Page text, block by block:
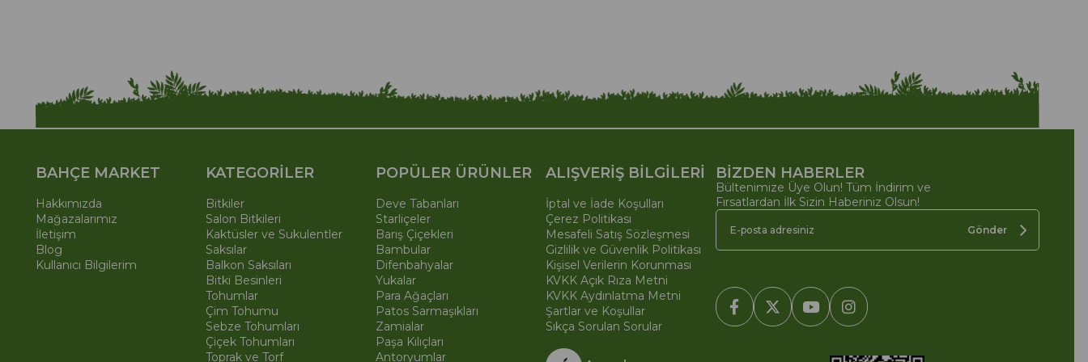
BAHÇE MARKET
Hakkımızda
Mağazalarımız
İletişim
Blog
Kullanıcı Bilgilerim
KATEGORİLER
Bitkiler
Salon Bitkileri
Kaktüsler ve Sukulentler
Saksılar
Balkon Saksıları
Bitki Besinleri
Tohumlar
Çim Tohumu
Sebze Tohumları
Çiçek Tohumları
Toprak ve Torf
POPÜLER ÜRÜNLER
Deve Tabanları
Starliçeler
Barış Çiçekleri
Bambular
Difenbahyalar
Yukalar
Para Ağaçları
Patos Sarmaşıkları
Zamialar
Paşa Kılıçları
Antoryumlar
ALIŞVERİŞ BİLGİLERİ
İptal ve İade Koşulları
Çerez Politikası
Mesafeli Satış Sözleşmesi
Gizlilik ve Güvenlik Politikası
Kişisel Verilerin Korunması
KVKK Açık Rıza Metni
KVKK Aydınlatma Metni
Şartlar ve Koşullar
Sıkça Sorulan Sorular
BİZDEN HABERLER
Bültenimize Üye Olun! Tüm İndirim ve
Fırsatlardan İlk Sizin Haberiniz Olsun!
Gönder